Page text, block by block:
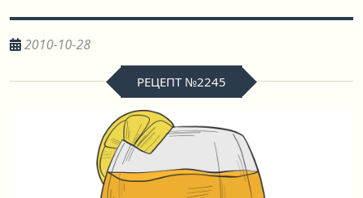
2010-10-28
РЕЦЕПТ №2245